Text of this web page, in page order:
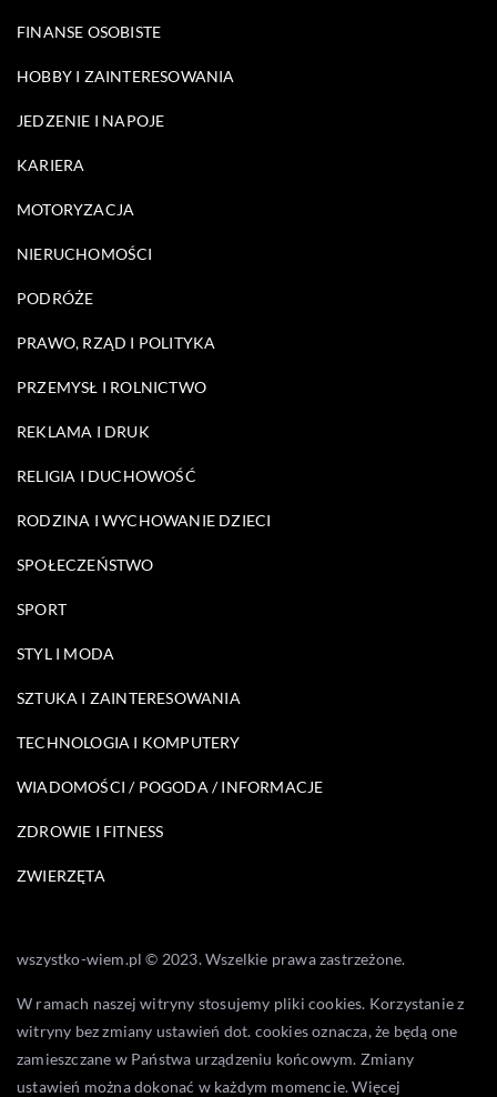
FINANSE OSOBISTE
HOBBY I ZAINTERESOWANIA
JEDZENIE I NAPOJE
KARIERA
MOTORYZACJA
NIERUCHOMOŚCI
PODRÓŻE
PRAWO, RZĄD I POLITYKA
PRZEMYSŁ I ROLNICTWO
REKLAMA I DRUK
RELIGIA I DUCHOWOŚĆ
RODZINA I WYCHOWANIE DZIECI
SPOŁECZEŃSTWO
SPORT
STYL I MODA
SZTUKA I ZAINTERESOWANIA
TECHNOLOGIA I KOMPUTERY
WIADOMOŚCI / POGODA / INFORMACJE
ZDROWIE I FITNESS
ZWIERZĘTA
wszystko-wiem.pl © 2023. Wszelkie prawa zastrzeżone.
W ramach naszej witryny stosujemy pliki cookies. Korzystanie z
witryny bez zmiany ustawień dot. cookies oznacza, że będą one
zamieszczane w Państwa urządzeniu końcowym. Zmiany
ustawień można dokonać w każdym momencie. Więcej